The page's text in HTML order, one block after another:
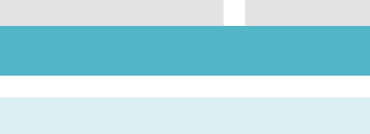
hormonal : et si
Tout